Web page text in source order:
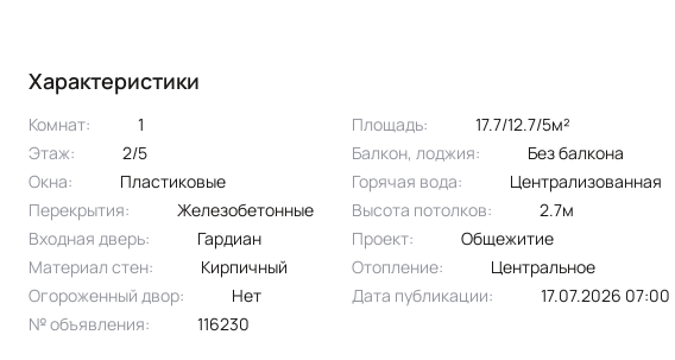
Характеристики
Комнат: 1 Площадь:
17.7/12.7/5м²
Этаж:
2/5 Балкон, лоджия:
без балкона
Окна:
пластиковые Горячая вода:
централизованная
Перекрытия:
железобетонные Высота потолков:
2.7м
Входная дверь:
Гардиан Проект:
общежитие
Материал стен:
Кирпичный Отопление:
центральное
Огороженный двор:
Нет Дата публикации:
17.07.2026 07:00
№ объявления:
116230